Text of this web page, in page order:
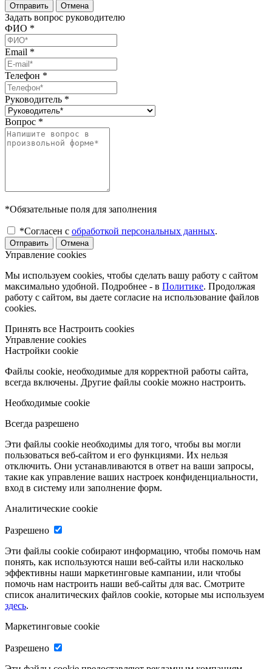
Отправить Отмена
Задать вопрос руководителю
ФИО *
Email *
Телефон *
Руководитель *
Вопрос *
*Обязательные поля для заполнения
*Согласен с обработкой персональных данных.
Отправить Отмена
Управление cookies
Мы используем cookies, чтобы сделать вашу работу с сайтом
максимально удобной. Подробнее - в Политике. Продолжая
работу с сайтом, вы даете согласие на использование файлов
cookies.
Принять все Настроить cookies
Управление cookies
Настройки cookie
Файлы cookie, необходимые для корректной работы сайта,
всегда включены. Другие файлы cookie можно настроить.
Необходимые cookie
Всегда разрешено
Эти файлы cookie необходимы для того, чтобы вы могли
пользоваться веб-сайтом и его функциями. Их нельзя
отключить. Они устанавливаются в ответ на ваши запросы,
такие как управление ваших настроек конфиденциальности,
вход в систему или заполнение форм.
Аналитические cookie
Разрешено
Эти файлы cookie собирают информацию, чтобы помочь нам
понять, как используются наши веб-сайты или насколько
эффективны наши маркетинговые кампании, или чтобы
помочь нам настроить наши веб-сайты для вас. Смотрите
список аналитических файлов cookie, которые мы используем
здесь.
Маркетинговые cookie
Разрешено